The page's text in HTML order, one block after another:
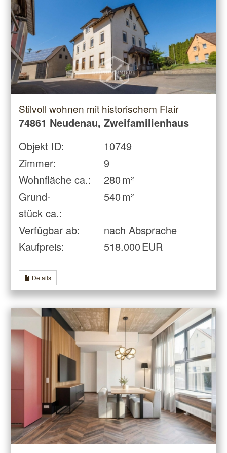
Stilvoll wohnen mit historischem Flair
74861 Neudenau, Zweifamilienhaus
Objekt ID:
10749
Zimmer:
9
Wohnfläche ca.:
280 m²
Grund­
stück ca.:
540 m²
Verfügbar ab:
nach Absprache
Kaufpreis:
518.000 EUR
Details